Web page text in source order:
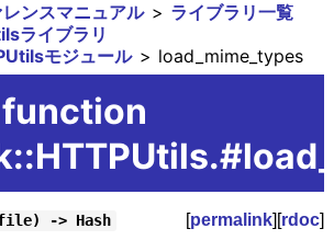
ンスマニュアル
ライブラリ一覧
ライブラリ
モジュール
load_mime_types
-> Hash [permalink][rdoc]